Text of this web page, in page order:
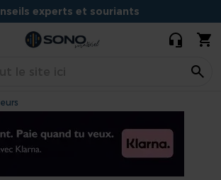
experts et souriants
Situé à Dijon
pour